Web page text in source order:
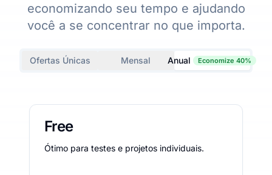
economizando seu tempo e ajudando
você a se concentrar no que importa.
Ofertas Únicas Mensal Anual Economize 40%
Free
Ótimo para testes e projetos individuais.